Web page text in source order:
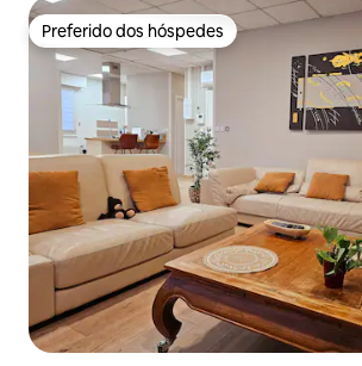
Preferido dos hóspedes
Preferido dos hóspedes